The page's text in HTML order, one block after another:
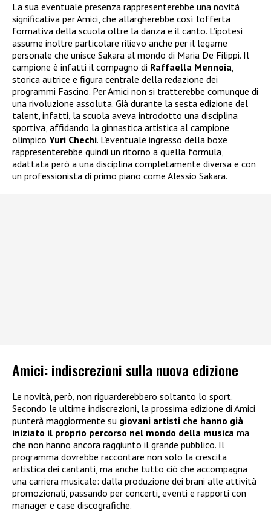
La sua eventuale presenza rappresenterebbe una novità
significativa per Amici, che allargherebbe così l’offerta
formativa della scuola oltre la danza e il canto. L’ipotesi
assume inoltre particolare rilievo anche per il legame
personale che unisce Sakara al mondo di Maria De Filippi. Il
campione è infatti il compagno di Raffaella Mennoia,
storica autrice e figura centrale della redazione dei
programmi Fascino. Per Amici non si tratterebbe comunque di
una rivoluzione assoluta. Già durante la sesta edizione del
talent, infatti, la scuola aveva introdotto una disciplina
sportiva, affidando la ginnastica artistica al campione
olimpico Yuri Chechi. L’eventuale ingresso della boxe
rappresenterebbe quindi un ritorno a quella formula,
adattata però a una disciplina completamente diversa e con
un professionista di primo piano come Alessio Sakara.
Amici: indiscrezioni sulla nuova edizione
Le novità, però, non riguarderebbero soltanto lo sport.
Secondo le ultime indiscrezioni, la prossima edizione di Amici
punterà maggiormente su giovani artisti che hanno già
iniziato il proprio percorso nel mondo della musica ma
che non hanno ancora raggiunto il grande pubblico. Il
programma dovrebbe raccontare non solo la crescita
artistica dei cantanti, ma anche tutto ciò che accompagna
una carriera musicale: dalla produzione dei brani alle attività
promozionali, passando per concerti, eventi e rapporti con
manager e case discografiche.